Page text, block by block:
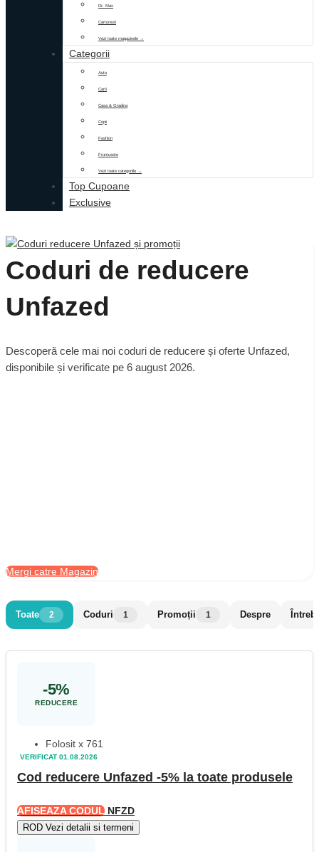
Dr. Max
Carturesti
Vezi toate magazinele →
Categorii
Auto
Carti
Casa & Gradina
Copii
Fashion
Frumusete
Vezi toate categoriile →
Top Cupoane
Exclusive
Coduri de reducere
Unfazed
Descoperă cele mai noi coduri de reducere și oferte Unfazed,
disponibile și verificate pe 6 august 2026.
Mergi catre Magazin
Toate 2 Coduri 1 Promoții 1 Despre
-5%
REDUCERE
VERIFICAT 01.08.2026
Folosit x 761
Cod reducere Unfazed -5% la toate produsele
AFISEAZA CODUL NFZD
ROD Vezi detalii si termeni